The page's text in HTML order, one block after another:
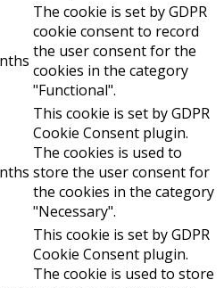
The cookie is set by GDPR
cookie consent to record
the user consent for the
cookies in the category
"Functional".
This cookie is set by GDPR
Cookie Consent plugin.
The cookies is used to
store the user consent for
the cookies in the category
"Necessary".
This cookie is set by GDPR
Cookie Consent plugin.
The cookie is used to store